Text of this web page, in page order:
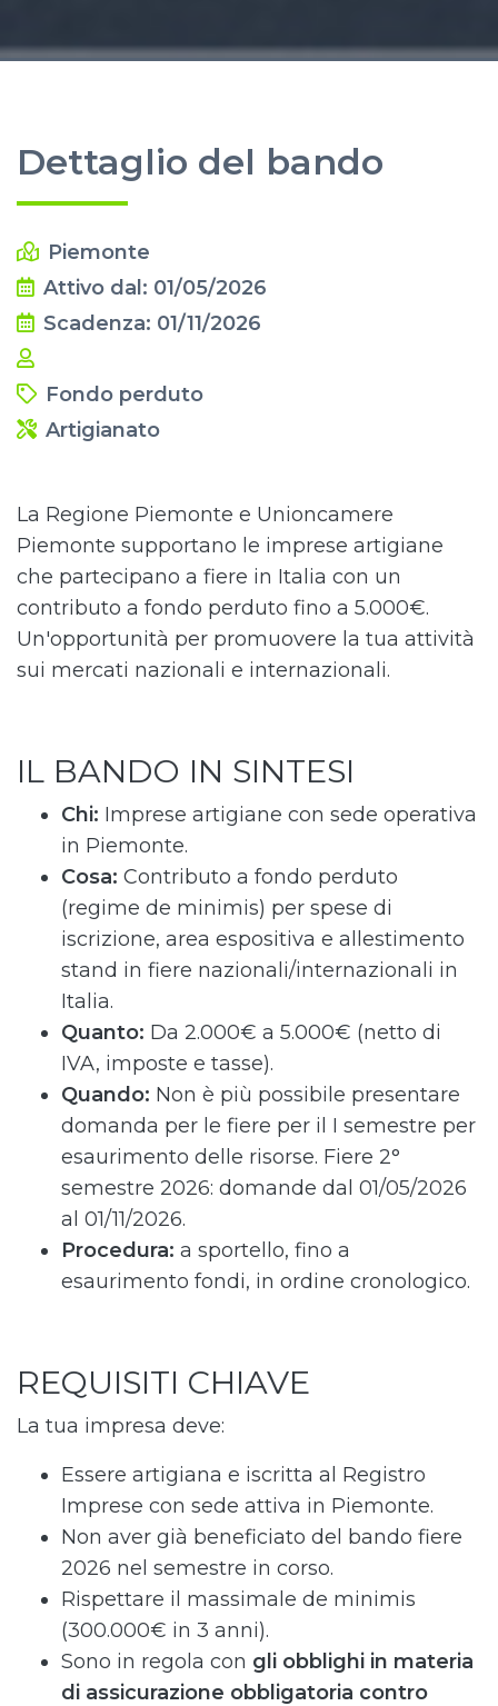
Dettaglio del bando
Piemonte
Attivo dal: 01/05/2026
Scadenza: 01/11/2026
Fondo perduto
Artigianato
La Regione Piemonte e Unioncamere
Piemonte supportano le imprese artigiane
che partecipano a fiere in Italia con un
contributo a fondo perduto fino a 5.000€.
Un'opportunità per promuovere la tua attività
sui mercati nazionali e internazionali.
IL BANDO IN SINTESI
Chi: Imprese artigiane con sede operativa
in Piemonte.
Cosa: Contributo a fondo perduto
(regime de minimis) per spese di
iscrizione, area espositiva e allestimento
stand in fiere nazionali/internazionali in
Italia.
Quanto: Da 2.000€ a 5.000€ (netto di
IVA, imposte e tasse).
Quando: Non è più possibile presentare
domanda per le fiere per il I semestre per
esaurimento delle risorse. Fiere 2°
semestre 2026: domande dal 01/05/2026
al 01/11/2026.
Procedura: a sportello, fino a
esaurimento fondi, in ordine cronologico.
REQUISITI CHIAVE
La tua impresa deve:
Essere artigiana e iscritta al Registro
Imprese con sede attiva in Piemonte.
Non aver già beneficiato del bando fiere
2026 nel semestre in corso.
Rispettare il massimale de minimis
(300.000€ in 3 anni).
Sono in regola con gli obblighi in materia
di assicurazione obbligatoria contro